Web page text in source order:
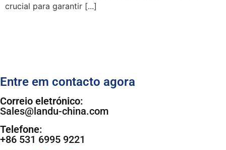
crucial para garantir [...]
Entre em contacto agora
Correio eletrónico:
Sales@landu-china.com
Telefone:
+86 531 6995 9221